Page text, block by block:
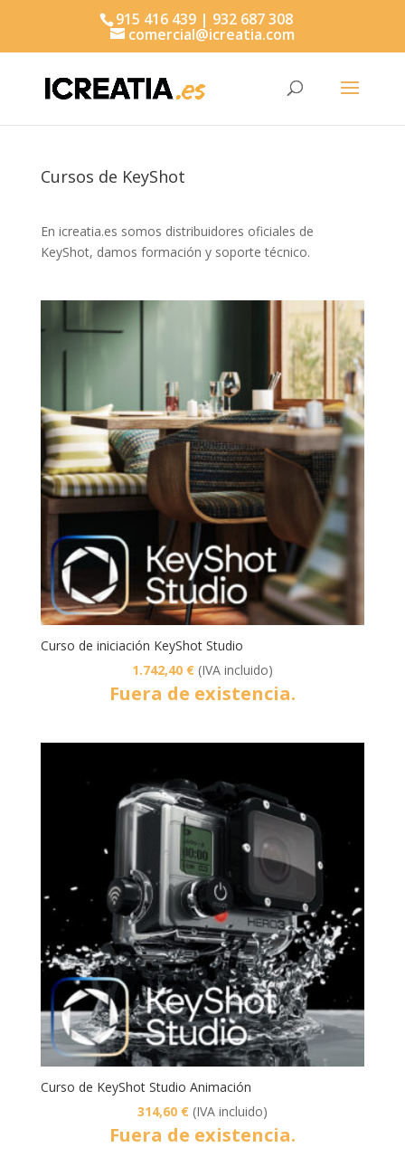
915 416 439 | 932 687 308
comercial@icreatia.com
Cursos de KeyShot
En icreatia.es somos distribuidores oficiales de
KeyShot, damos formación y soporte técnico.
Curso de iniciación KeyShot Studio
1.742,40 € (IVA incluido)
Fuera de existencia.
Curso de KeyShot Studio Animación
314,60 € (IVA incluido)
Fuera de existencia.